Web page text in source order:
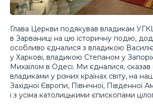
Глава Церкви подякував владикам
в Зарваниці на цю історичну подію,
особливо єдналися з владикою
у Харкові, владикою Степаном у
Михаїлом в Одесі. Ми єдналися, сказав
владиками у різних країнах світу, на
Західної Європи, Північної, Південної
і з усіма католицькими єпископами